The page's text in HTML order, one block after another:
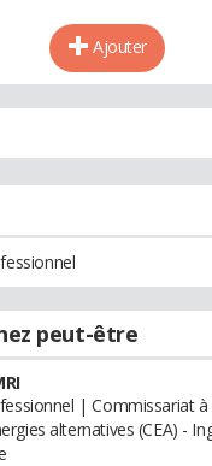
Ajouter
peut-être
| Commissariat à
alternatives (CEA) -